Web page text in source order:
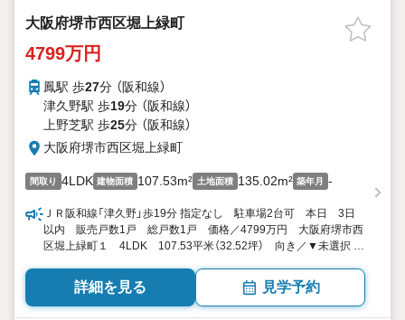
大阪府堺市西区堀上緑町
4799万円
鳳駅 歩27分 （阪和線）
津久野駅 歩19分 （阪和線）
上野芝駅 歩25分 （阪和線）
大阪府堺市西区堀上緑町
間取り 4LDK 建物面積 107.53m² 土地面積 135.02m² 築年月 -
ＪＲ阪和線「津久野」歩19分 指定なし 駐車場2台可 本日 3日
以内 販売戸数1戸 総戸数1戸 価格／4799万円 大阪府堺市西
区堀上緑町１ 4LDK 107.53平米（32.52坪） 向き／▼未選択 by
詳細を見る 見学予約